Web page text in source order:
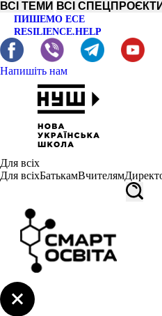
ВСІ ТЕМИ ВСІ СПЕЦПРОЄКТИ
ПИШЕМО ЕСЕ
RESILIENCE.HELP
Напишіть нам
Для всіх
Для всіхБатькамВчителям